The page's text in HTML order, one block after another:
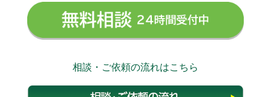
相談・ご依頼の流れはこちら